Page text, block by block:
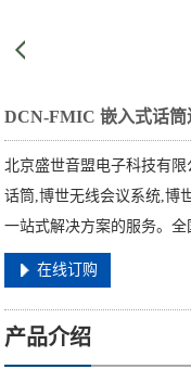
DCN-FMIC 嵌入式话筒
北京盛世音盟电子科技有
话筒,博世无线会议系统,博
一站式解决方案的服务。全
在线订购
产品介绍